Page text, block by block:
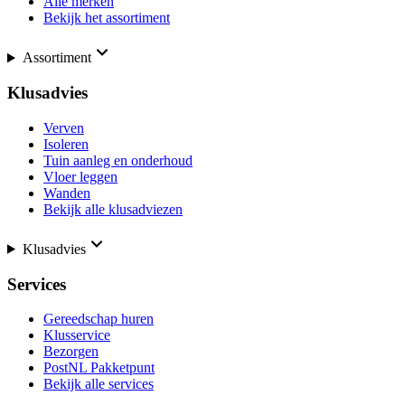
Bekijk het assortiment
Assortiment
Klusadvies
Verven
Isoleren
Tuin aanleg en onderhoud
Vloer leggen
Wanden
Bekijk alle klusadviezen
Klusadvies
Services
Gereedschap huren
Klusservice
Bezorgen
PostNL Pakketpunt
Bekijk alle services